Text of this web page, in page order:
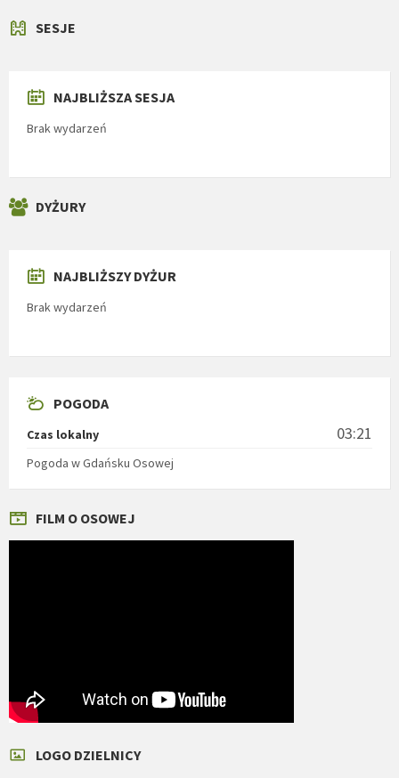
SESJE
NAJBLIŻSZA SESJA
Brak wydarzeń
DYŻURY
NAJBLIŻSZY DYŻUR
Brak wydarzeń
POGODA
Czas lokalny 03:21
Pogoda w Gdańsku Osowej
FILM O OSOWEJ
LOGO DZIELNICY